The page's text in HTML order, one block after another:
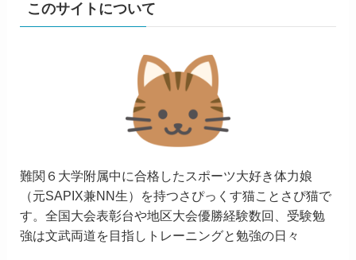
このサイトについて
難関６大学附属中に合格したスポーツ大好き体力娘
（元SAPIX兼NN生）を持つさぴっくす猫ことさぴ猫で
す。全国大会表彰台や地区大会優勝経験数回、受験勉
強は文武両道を目指しトレーニングと勉強の日々